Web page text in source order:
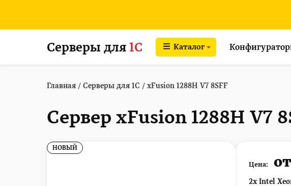
Серверы для 1С Каталог
Главная / Серверы для 1С / xFusion 1288H V7 8SFF
Сервер xFusion 1288H V7
НОВЫЙ
Цена:
2x Intel